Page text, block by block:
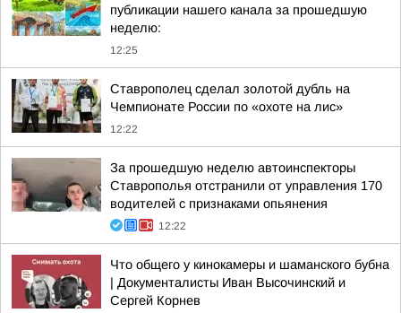
публикации нашего канала за прошедшую
неделю:
12:25
Ставрополец сделал золотой дубль на
Чемпионате России по «охоте на лис»
12:22
За прошедшую неделю автоинспекторы
Ставрополья отстранили от управления 170
водителей с признаками опьянения
12:22
Что общего у кинокамеры и шаманского бубна
| Документалисты Иван Высочинский и
Сергей Корнев